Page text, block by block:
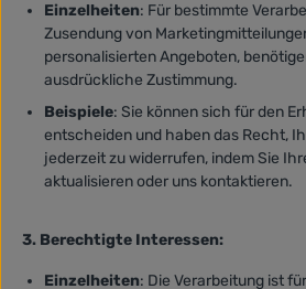
Einzelheiten: Für bestimmte
Zusendung von
personalisierten Angeboten,
ausdrückliche Zustimmung.
Beispiele: Sie können sich für den
entscheiden und haben das Recht,
jederzeit zu widerrufen, indem Sie
aktualisieren oder uns kontaktieren.
3. Berechtigte Interessen:
Einzelheiten: Die Verarbeitung ist